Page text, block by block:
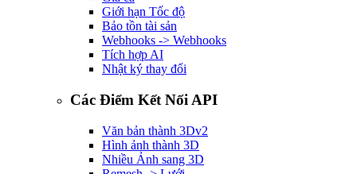
Giới hạn Tốc độ
Bảo tồn tài sản
Webhooks -> Webhooks
Tích hợp AI
Nhật ký thay đổi
Các Điểm Kết Nối API
Văn bản thành 3Dv2
Hình ảnh thành 3D
Nhiều Ảnh sang 3D